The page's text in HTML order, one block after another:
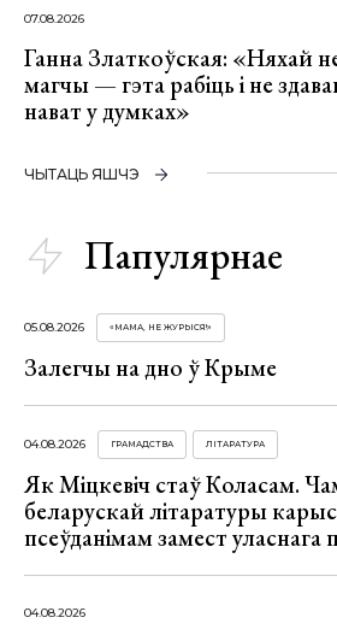
07.08.2026
Ганна Златкоўская: «Няхай
магчы — гэта рабіць і не
нават у думках»
ЧЫТАЦЬ ЯШЧЭ
Папулярнае
05.08.2026 «МАМА, НЕ ЖУРЫСЯ!»
Залегчы на дно ў Крыме
04.08.2026 ГРАМАДСТВА ЛІТАРАТУРА
Як Міцкевіч стаў Коласам.
беларускай літаратуры
псеўданімам замест уласнага
04.08.2026